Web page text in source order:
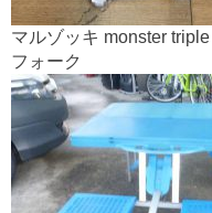
マルゾッキ monster
フォーク